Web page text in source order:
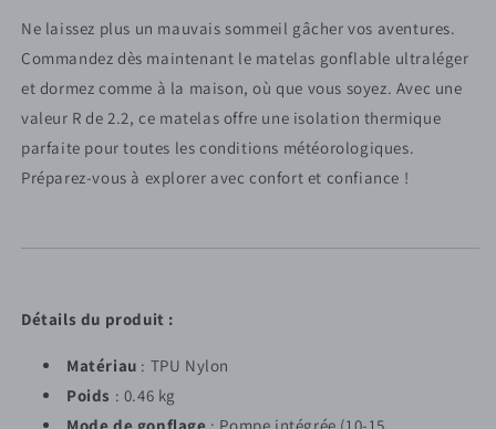
Ne laissez plus un mauvais sommeil gâcher vos aventures.
Commandez dès maintenant le matelas gonflable ultraléger
et dormez comme à la maison, où que vous soyez. Avec une
valeur R de 2.2, ce matelas offre une isolation thermique
parfaite pour toutes les conditions météorologiques.
Préparez-vous à explorer avec confort et confiance !
Détails du produit :
Matériau : TPU Nylon
Poids : 0.46 kg